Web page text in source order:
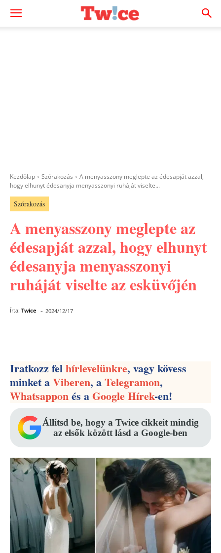
Kezdőlap Szórakozás
A menyasszony meglepte az édesapját azzal,
hogy elhunyt édesanyja menyasszonyi ruháját viselte...
Szórakozás
A menyasszony meglepte az
édesapját azzal, hogy elhunyt
édesanyja menyasszonyi
ruháját viselte az esküvőjén
Írta: Twice - 2024/12/17
Iratkozz felhírlevelünkre, vagy kövess
minket aViberen, aTelegramon,
Whatsapponés aGoogle Hírek-en!
Állítsd be, hogy a Twice cikkeit mindig
az elsők között lásd a Google-ben